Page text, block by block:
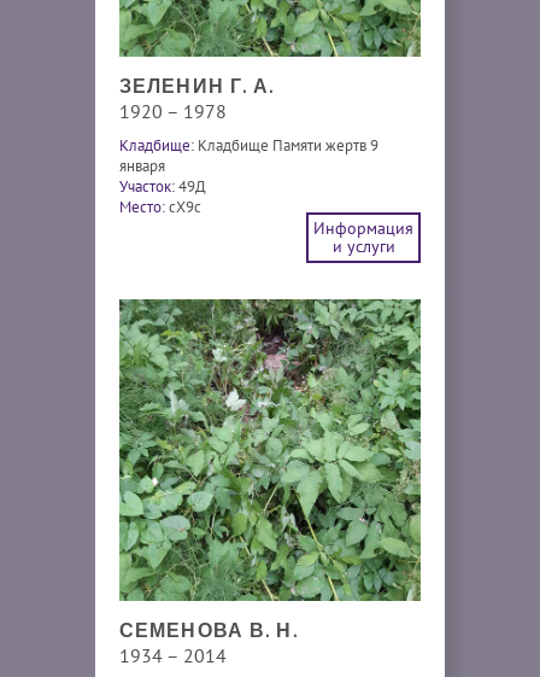
ЗЕЛЕНИН Г. А.
1920 – 1978
Кладбище: Кладбище Памяти жертв 9
января
Участок:49Д
Место:cX9c
Информация
и услуги
СЕМЕНОВА В. Н.
1934 – 2014